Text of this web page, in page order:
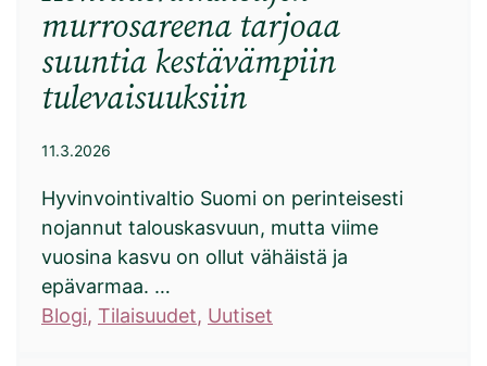
murrosareena tarjoaa
suuntia kestävämpiin
tulevaisuuksiin
11.3.2026
Hyvinvointivaltio Suomi on perinteisesti
nojannut talouskasvuun, mutta viime
vuosina kasvu on ollut vähäistä ja
epävarmaa. …
Blogi, Tilaisuudet, Uutiset